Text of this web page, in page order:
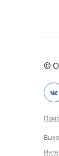
©